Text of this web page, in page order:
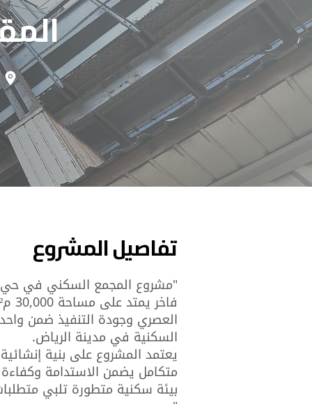
تفاصيل المشروع
"مشروع المجمع السكني في
العصري وجودة التنفيذ ضمن
السكنية في مدينة الرياض.
يعتمد المشروع على بنية
متكامل يضمن الاستدامة
بيئة سكنية متطورة تلبي